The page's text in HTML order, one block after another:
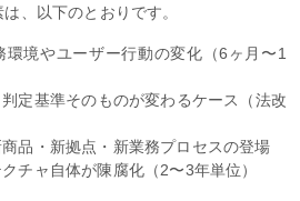
、以下のとおりです。
環境やユーザー行動の変化（6ヶ月〜1
判定基準そのものが変わるケース（法改
商品・新拠点・新業務プロセスの登場
チャ自体が陳腐化（2〜3年単位）